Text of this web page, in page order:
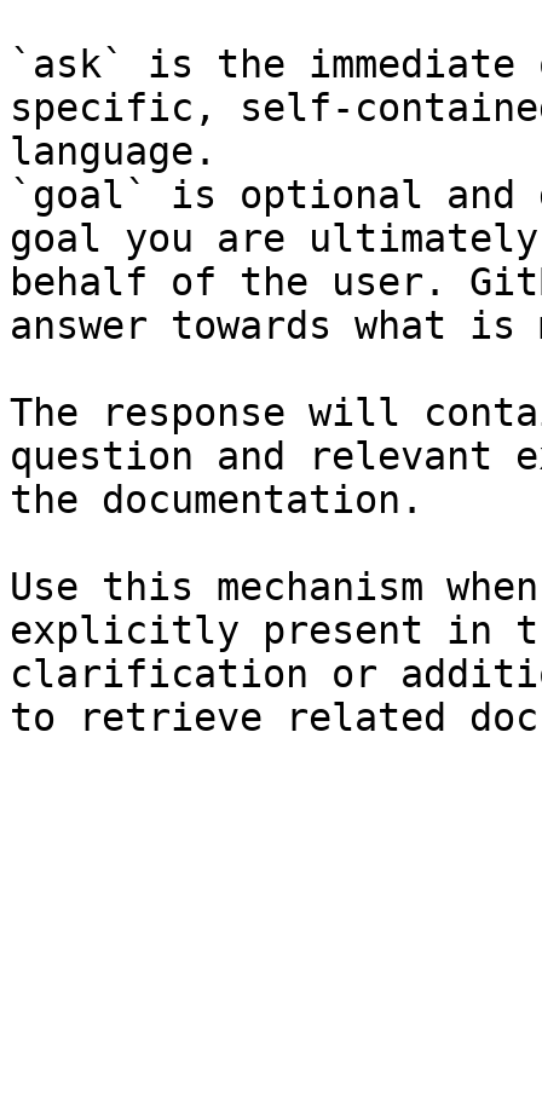
`ask` is the
specific, self-
language.
`goal` is optional and
goal you are
behalf of the user.
answer towards what
The response will
question and relevant
the documentation.
Use this mechanism
explicitly present in
clarification or